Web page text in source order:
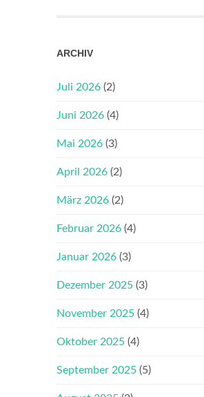
ARCHIV
Juli 2026 (2)
Juni 2026 (4)
Mai 2026 (3)
April 2026 (2)
März 2026 (2)
Februar 2026 (4)
Januar 2026 (3)
Dezember 2025 (3)
November 2025 (4)
Oktober 2025 (4)
September 2025 (5)